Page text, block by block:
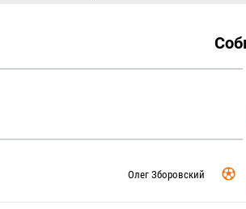
Олег Зборовский